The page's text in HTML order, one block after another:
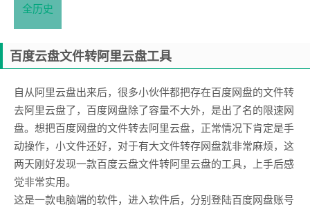
全历史
百度云盘文件转阿里云盘工具
自从阿里云盘出来后，很多小伙伴都把存在百度网盘的文件转
去阿里云盘了，百度网盘除了容量不大外，是出了名的限速网
盘。想把百度网盘的文件转去阿里云盘，正常情况下肯定是手
动操作，小文件还好，对于有大文件转存网盘就非常麻烦，这
两天刚好发现一款百度云盘文件转阿里云盘的工具，上手后感
觉非常实用。
这是一款电脑端的软件，进入软件后，分别登陆百度网盘账号